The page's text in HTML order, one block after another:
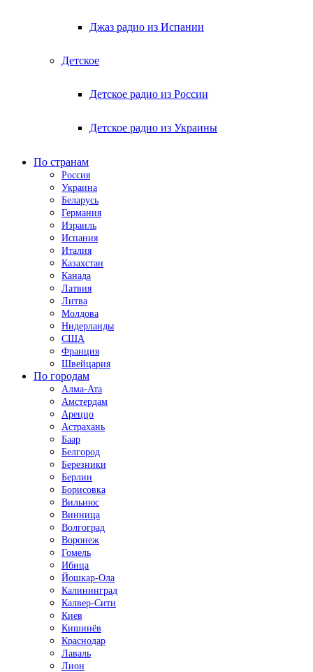
Джаз радио из Испании
Детское
Детское радио из России
Детское радио из Украины
По странам
Россия
Украина
Беларусь
Германия
Израиль
Испания
Италия
Казахстан
Канада
Латвия
Литва
Молдова
Нидерланды
США
Франция
Швейцария
По городам
Алма-Ата
Амстердам
Ареццо
Астрахань
Баар
Белгород
Березники
Берлин
Борисовка
Вильнюс
Винница
Волгоград
Воронеж
Гомель
Ибица
Йошкар-Ола
Калининград
Калвер-Сити
Киев
Кишинёв
Краснодар
Лаваль
Лион